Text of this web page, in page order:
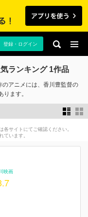
登録・ログイン
ランキング 1作品
アニメには、香川豊監督の
ります。
サイトにてご確認ください。
ています。
映画